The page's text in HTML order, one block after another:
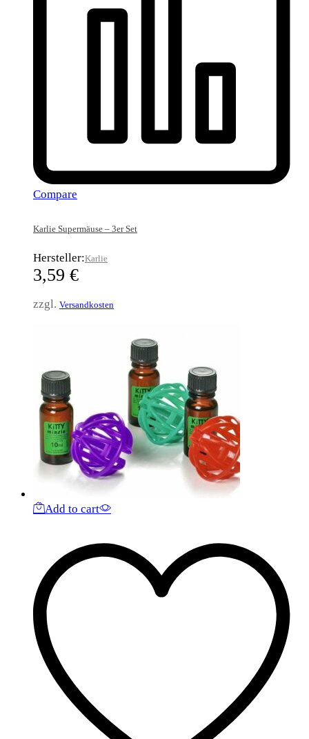
Compare
Karlie Supermäuse – 3er Set
Hersteller:Karlie
3,59 €
zzgl. Versandkosten
Add to cart